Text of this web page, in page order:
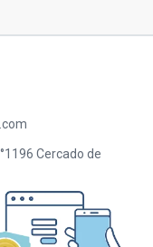
Cercado de